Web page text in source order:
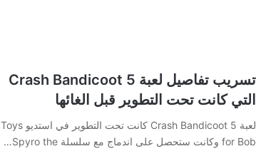
تسريب تفاصيل لعبة Crash Bandicoot 5
التي كانت تحت التطوير قبل الغائها
لعبة Crash Bandicoot 5 كانت تحت التطوير في استديو Toys
for Bob وكانت ستحصل على اندماج مع سلسلة Spyro the…